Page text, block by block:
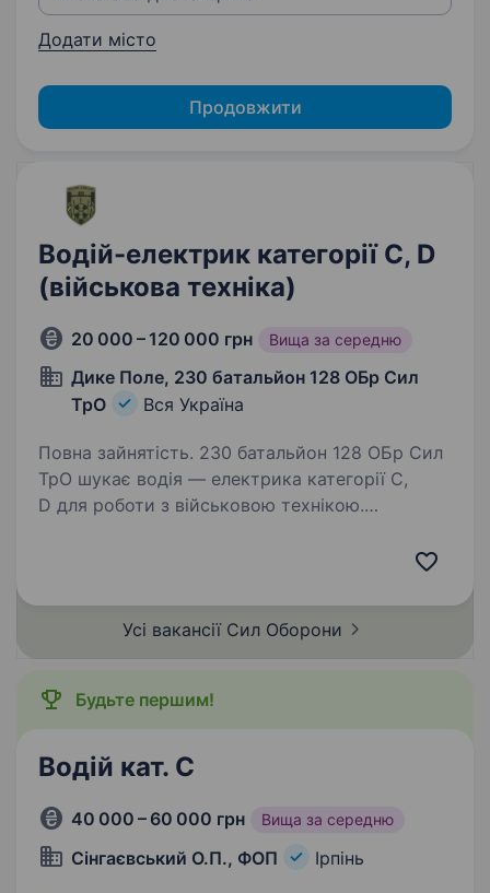
Додати місто
Продовжити
Водій-електрик категорії C, D
(військова техніка)
20 000 – 120 000 грн Вища за середню
Дике Поле, 230 батальйон 128 ОБр Сил
ТрО
Вся Україна
Повна зайнятість. 230 батальйон 128 ОБр Сил
ТрО шукає водія — електрика категорії C,
D для роботи з військовою технікою.
Усі вакансії Сил Оборони
Будьте першим!
Водій кат. С
40 000 – 60 000 грн Вища за середню
Сінгаєвський О.П., ФОП Ірпінь